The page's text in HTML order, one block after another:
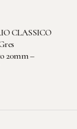
CLASSICO
20mm –